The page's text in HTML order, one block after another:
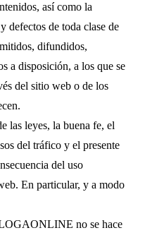
así como la
defectos de toda clase de
difundidos,
a disposición, a los que se
del sitio web o de los
las leyes, la buena fe, el
del tráfico y el presente
del uso
En particular, y a modo
no se hace